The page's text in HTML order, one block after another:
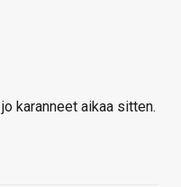
karanneet aikaa sitten.